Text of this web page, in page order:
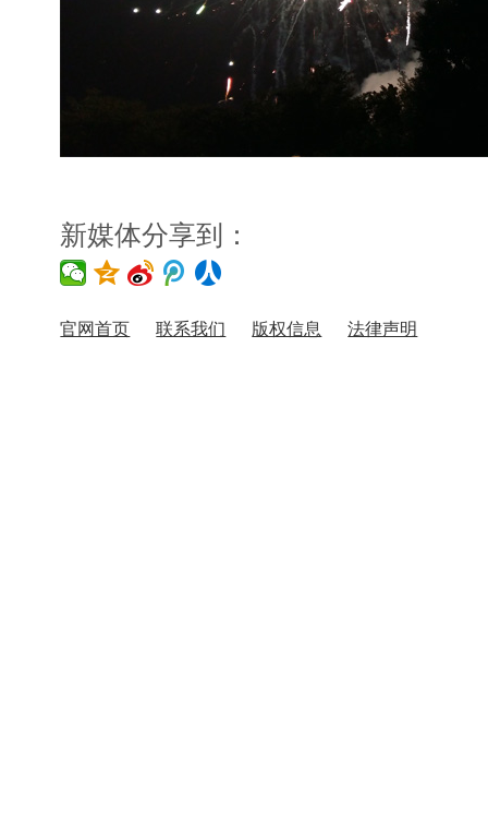
新媒体分享到：
官网首页 联系我们 版权信息 法律声明